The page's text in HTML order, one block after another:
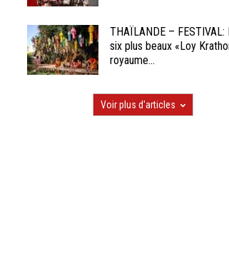
THAÏLANDE – FESTIVAL:
six plus beaux «Loy
royaume...
Voir plus d'articles